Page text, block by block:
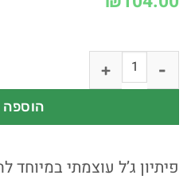
פיתיון ג’ל עוצמתי במיוחד